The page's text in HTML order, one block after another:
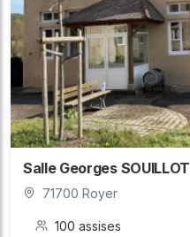
Salle Georges SOUILLOT
71700 Royer
100 assises